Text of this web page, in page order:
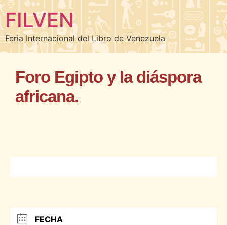
FILVEN
Feria Internacional del Libro de Venezuela
Foro Egipto y la diáspora
africana.
FECHA